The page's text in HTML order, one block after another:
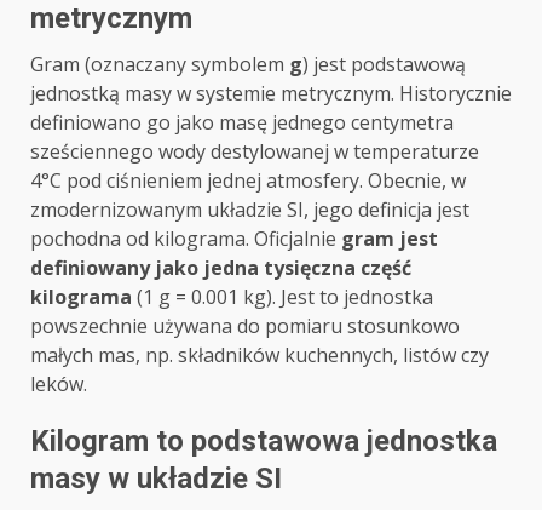
metrycznym
Gram (oznaczany symbolem g) jest podstawową
jednostką masy w systemie metrycznym. Historycznie
definiowano go jako masę jednego centymetra
sześciennego wody destylowanej w temperaturze
4°C pod ciśnieniem jednej atmosfery. Obecnie, w
zmodernizowanym układzie SI, jego definicja jest
pochodna od kilograma. Oficjalnie gram jest
definiowany jako jedna tysięczna część
kilograma (1 g = 0.001 kg). Jest to jednostka
powszechnie używana do pomiaru stosunkowo
małych mas, np. składników kuchennych, listów czy
leków.
Kilogram to podstawowa jednostka
masy w układzie SI